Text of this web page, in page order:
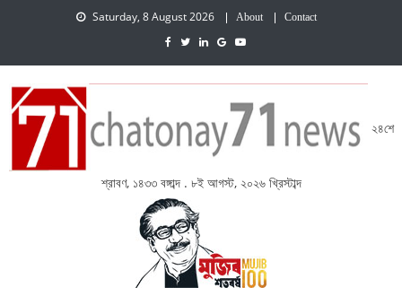
Saturday, 8 August 2026 About Contact
২৪শে
শ্রাবণ, ১৪৩৩ বঙ্গাব্দ . ৮ই আগস্ট, ২০২৬ খ্রিস্টাব্দ